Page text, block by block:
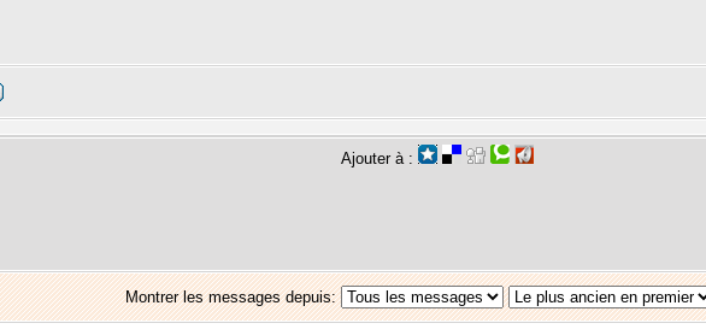
Ajouter à :
Montrer les messages depuis: